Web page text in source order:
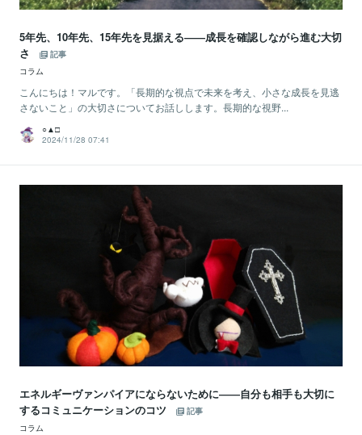
5年先、10年先、15年先を見据える――成長を確認しながら進む大切
さ
記事
コラム
こんにちは！マルです。「長期的な視点で未来を考え、小さな成長を見逃
さないこと」の大切さについてお話しします。長期的な視野...
○▲□
2024/11/28 07:41
エネルギーヴァンパイアにならないために――自分も相手も大切に
するコミュニケーションのコツ
記事
コラム